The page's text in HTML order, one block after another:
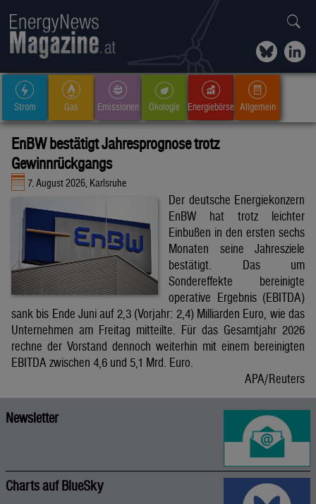
Strom Gas Emissionen Ökologie Energiebörse Allgemein
EnBW bestätigt Jahresprognose trotz
Gewinnrückgangs
7. August 2026, Karlsruhe
Der deutsche Energiekonzern
EnBW hat trotz leichter
Einbußen in den ersten sechs
Monaten seine Jahresziele
bestätigt. Das um
Sondereffekte bereinigte
operative Ergebnis (EBITDA)
sank bis Ende Juni auf 2,3 (Vorjahr: 2,4) Milliarden Euro, wie das
Unternehmen am Freitag mitteilte. Für das Gesamtjahr 2026
rechne der Vorstand dennoch weiterhin mit einem bereinigten
EBITDA zwischen 4,6 und 5,1 Mrd. Euro.
APA/Reuters
Newsletter
Charts auf BlueSky